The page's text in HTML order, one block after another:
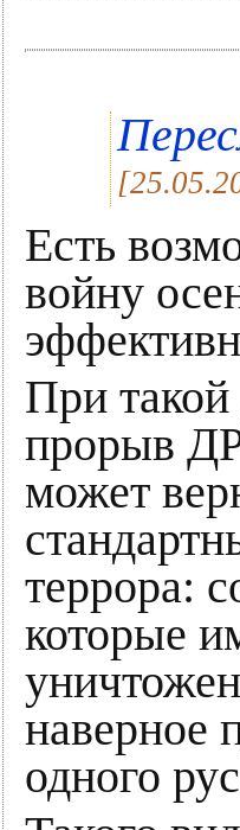
Есть
войну
При
прорыв
может
террора:
которые
наверное
одного